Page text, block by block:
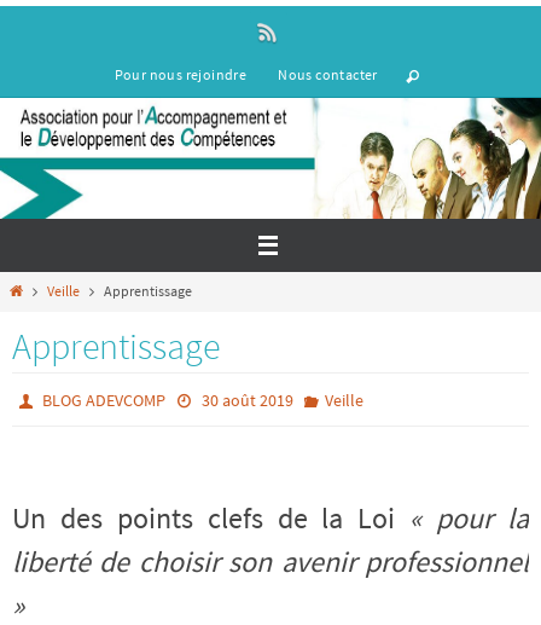
contenu
Pour nous rejoindre Nous contacter
HomeVeille Apprentissage
Apprentissage
BLOG ADEVCOMP 30 août 2019 Veille
Un des points clefs de la Loi « pour la
liberté de choisir son avenir professionnel
»